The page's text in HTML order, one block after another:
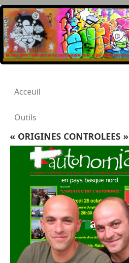
Acceuil
Outils
« ORIGINES CONTROLEES »